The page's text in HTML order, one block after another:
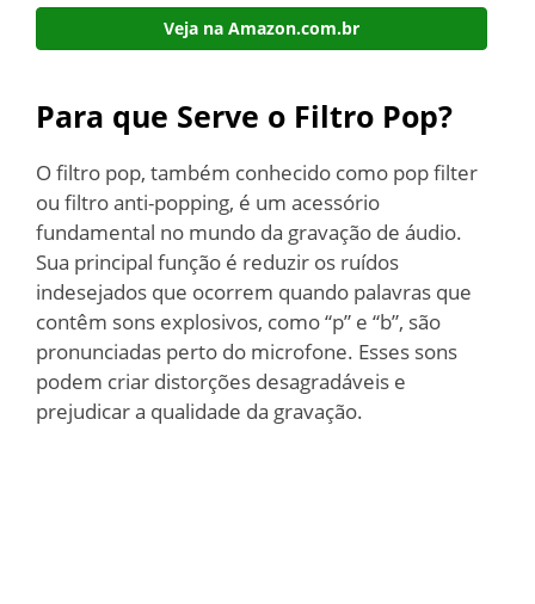
Veja na Amazon.com.br
Para que Serve o Filtro Pop?
O filtro pop, também conhecido como pop filter
ou filtro anti-popping, é um acessório
fundamental no mundo da gravação de áudio.
Sua principal função é reduzir os ruídos
indesejados que ocorrem quando palavras que
contêm sons explosivos, como “p” e “b”, são
pronunciadas perto do microfone. Esses sons
podem criar distorções desagradáveis e
prejudicar a qualidade da gravação.